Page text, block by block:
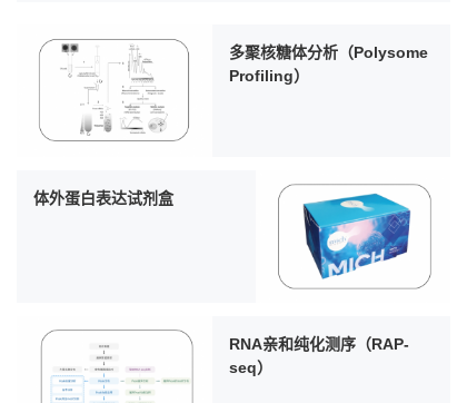
多聚核糖体分析（Polysome
Profiling）
体外蛋白表达试剂盒
RNA亲和纯化测序（RAP-
seq）